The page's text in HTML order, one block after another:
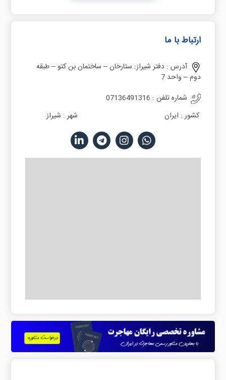
ارتباط با ما
آدرس :دفتر شیراز: ستارخان – ساختمان بن کتو – طبقه
دوم – واحد 7
شماره تلفن : 07136491316
کشور : ایران شهر : شیراز